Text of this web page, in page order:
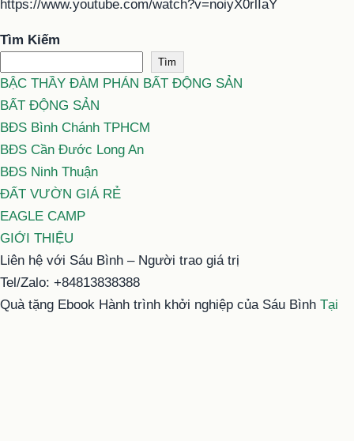
https://www.youtube.com/watch?v=noiyX0rlIaY
Tìm Kiếm
Tìm
BẬC THẦY ĐÀM PHÁN BẤT ĐỘNG SẢN
BẤT ĐỘNG SẢN
BĐS Bình Chánh TPHCM
BĐS Cần Đước Long An
BĐS Ninh Thuận
ĐẤT VƯỜN GIÁ RẺ
EAGLE CAMP
GIỚI THIỆU
Liên hệ với Sáu Bình – Người trao giá trị
Tel/Zalo: +84813838388
Quà tặng Ebook Hành trình khởi nghiệp của Sáu Bình Tại